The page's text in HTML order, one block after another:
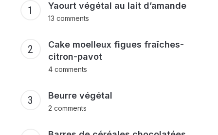
Yaourt végétal au lait d’amande
13 comments
Cake moelleux figues fraîches-
citron-pavot
4 comments
Beurre végétal
2 comments